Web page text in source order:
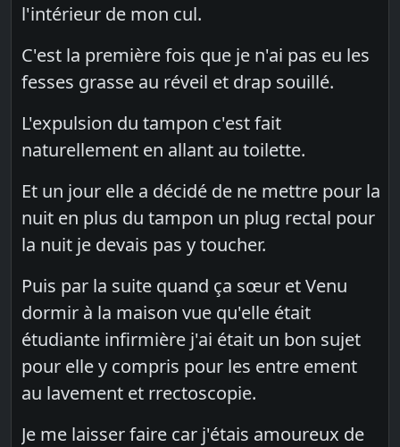
l'intérieur de mon cul.
C'est la première fois que je n'ai pas eu les
fesses grasse au réveil et drap souillé.
L'expulsion du tampon c'est fait
naturellement en allant au toilette.
Et un jour elle a décidé de ne mettre pour la
nuit en plus du tampon un plug rectal pour
la nuit je devais pas y toucher.
Puis par la suite quand ça sœur et Venu
dormir à la maison vue qu'elle était
étudiante infirmière j'ai était un bon sujet
pour elle y compris pour les entre ement
au lavement et rrectoscopie.
Je me laisser faire car j'étais amoureux de